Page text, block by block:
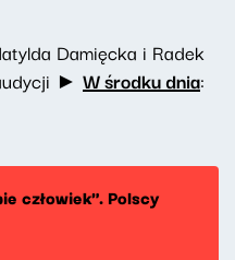
Damięcka i Radek
► W środku dnia:
człowiek". Polscy